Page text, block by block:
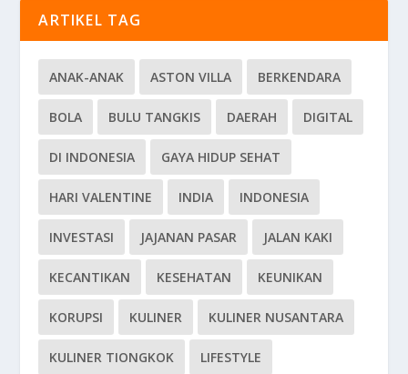
ARTIKEL TAG
ANAK-ANAK ASTON VILLA BERKENDARA
BOLA BULU TANGKIS DAERAH DIGITAL
DI INDONESIA GAYA HIDUP SEHAT
HARI VALENTINE INDIA INDONESIA
INVESTASI JAJANAN PASAR JALAN KAKI
KECANTIKAN KESEHATAN KEUNIKAN
KORUPSI KULINER KULINER NUSANTARA
KULINER TIONGKOK LIFESTYLE